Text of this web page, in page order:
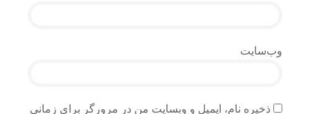
وب‌سایت
ذخیره نام، ایمیل و وبسایت من در مرورگر برای زمانی